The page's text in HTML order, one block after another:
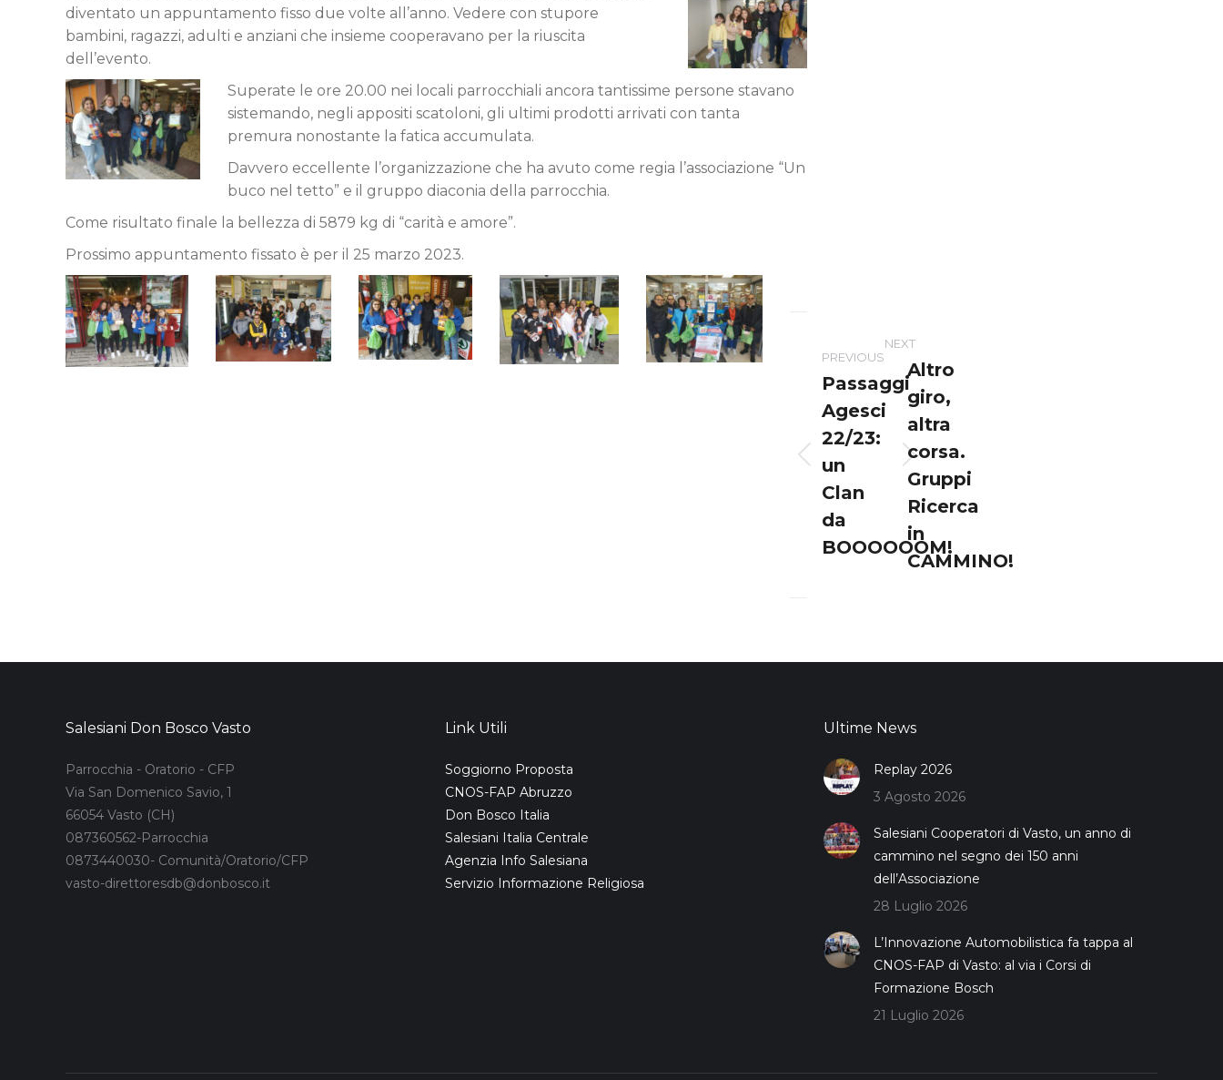
diventato un appuntamento fisso due volte all’anno. Vedere con stupore
bambini, ragazzi, adulti e anziani che insieme cooperavano per la riuscita
dell’evento.
Superate le ore 20.00 nei locali parrocchiali ancora tantissime persone stavano
sistemando, negli appositi scatoloni, gli ultimi prodotti arrivati con tanta
premura nonostante la fatica accumulata.
Davvero eccellente l’organizzazione che ha avuto come regia l’associazione “Un
buco nel tetto” e il gruppo diaconia della parrocchia.
Come risultato finale la bellezza di 5879 kg di “carità e amore”.
Prossimo appuntamento fissato è per il 25 marzo 2023.
Post
navigation
PREVIOUS
Previous
post:
Passaggi
Agesci
22/23:
un
Clan
da
BOOOOOOM!
NEXT
Next
post:
Altro
giro,
altra
corsa.
Gruppi
Ricerca
in
CAMMINO!
Salesiani Don Bosco Vasto
Parrocchia - Oratorio - CFP
Via San Domenico Savio, 1
66054 Vasto (CH)
087360562-Parrocchia
0873440030- Comunità/Oratorio/CFP
vasto-direttoresdb@donbosco.it
Link Utili
Soggiorno Proposta
CNOS-FAP Abruzzo
Don Bosco Italia
Salesiani Italia Centrale
Agenzia Info Salesiana
Servizio Informazione Religiosa
Ultime News
Replay 2026
3 Agosto 2026
Salesiani Cooperatori di Vasto, un anno di
cammino nel segno dei 150 anni
dell’Associazione
28 Luglio 2026
L’Innovazione Automobilistica fa tappa al
CNOS-FAP di Vasto: al via i Corsi di
Formazione Bosch
21 Luglio 2026